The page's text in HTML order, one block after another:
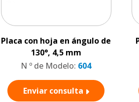
Placa con hoja en ángulo de
130°, 4,5 mm
N º de Modelo: 604
Enviar consulta